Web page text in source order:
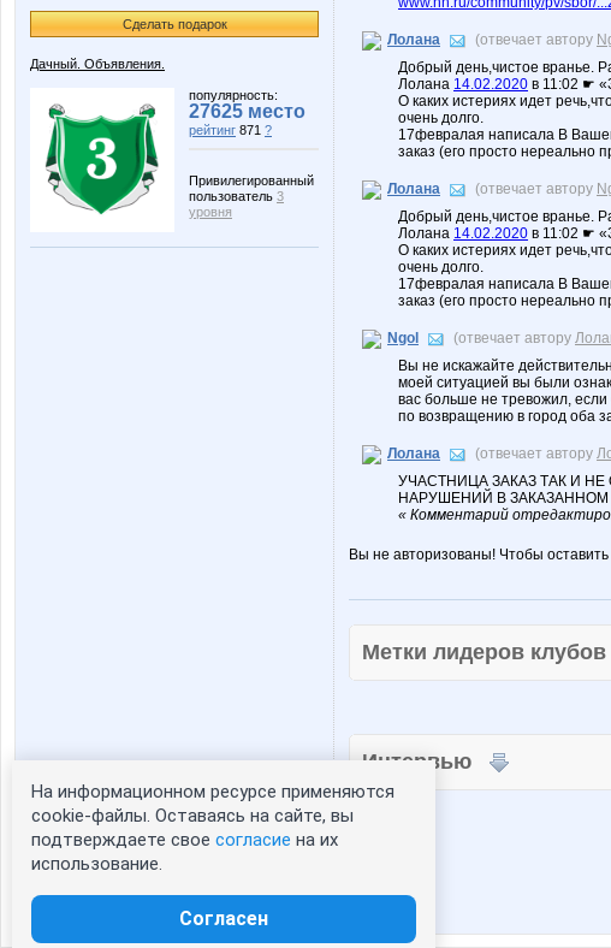
Сделать подарок
Дачный. Объявления.
популярность:
27625 место
рейтинг 871 ?
Привилегированный
пользователь 3
уровня
Статистика портрета:
сейчас просматривают портрет - 0
зарегистрированные пользователи
Лолана (отвечает автору
Добрый день,чистое вранье.
Лолана 14.02.2020 в 11:02 ☛
О каких истериях идет
очень долго.
17февралая написала В
заказ (его просто нереально
Лолана (отвечает автору
Добрый день,чистое вранье.
Лолана 14.02.2020 в 11:02 ☛
О каких истериях идет
очень долго.
17февралая написала В
заказ (его просто нереально
Ngol (отвечает автору
Вы не искажайте
моей ситуацией вы были
вас больше не тревожил,
по возвращению в город оба
Лолана (отвечает автору
УЧАСТНИЦА ЗАКАЗ ТАК И
НАРУШЕНИЙ В
« Комментарий
Вы не авторизованы! Чтобы
Метки лидеров клубов
Интервью
На информационном ресурсе применяются
cookie-файлы. Оставаясь на сайте, вы
подтверждаете свое согласие на их
использование.
Согласен